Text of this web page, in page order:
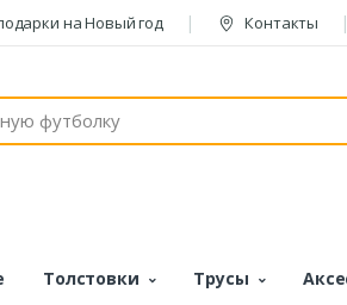
на Новый год Контакты
Толстовки Трусы